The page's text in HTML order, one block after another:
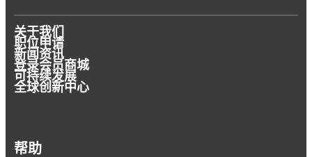
关于我们
职位申请
新闻资讯
登录会员商城
可持续发展
全球创新中心
帮助